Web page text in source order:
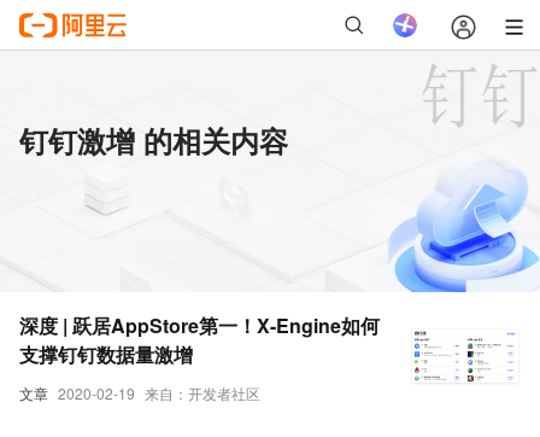
钉钉激增 的相关内容
文章 2020-02-19 来自：开发者社区
深度 | 跃居AppStore第一！X-Engine如何
支撑钉钉数据量激增